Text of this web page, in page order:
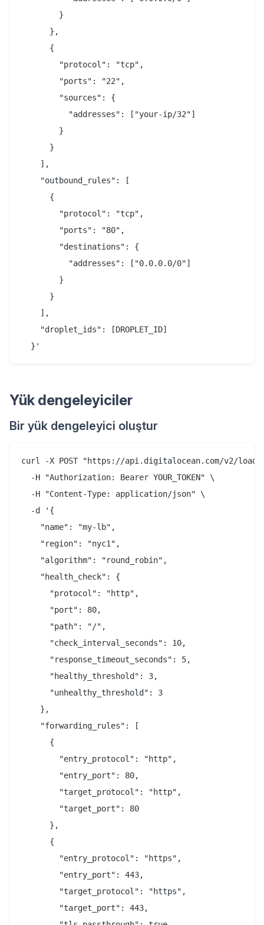
        }
      },
      {
        "protocol": "tcp",
        "ports": "22",
        "sources": {
          "addresses": ["your-ip/32"]
        }
      }
    ],
    "outbound_rules": [
      {
        "protocol": "tcp",
        "ports": "80",
        "destinations": {
          "addresses": ["0.0.0.0/0"]
        }
      }
    ],
    "droplet_ids": [DROPLET_ID]
Yük dengeleyiciler
Bir yük dengeleyici oluştur
curl -X POST "https://api.digitalocean.com/v2/
  -H "Authorization: Bearer YOUR_TOKEN" \
  -H "Content-Type: application/json" \
  -d '{
    "name": "my-lb",
    "region": "nyc1",
    "algorithm": "round_robin",
    "health_check": {
      "protocol": "http",
      "port": 80,
      "path": "/",
      "check_interval_seconds": 10,
      "response_timeout_seconds": 5,
      "healthy_threshold": 3,
      "unhealthy_threshold": 3
    },
    "forwarding_rules": [
      {
        "entry_protocol": "http",
        "entry_port": 80,
        "target_protocol": "http",
        "target_port": 80
      },
      {
        "entry_protocol": "https",
        "entry_port": 443,
        "target_protocol": "https",
        "target_port": 443,